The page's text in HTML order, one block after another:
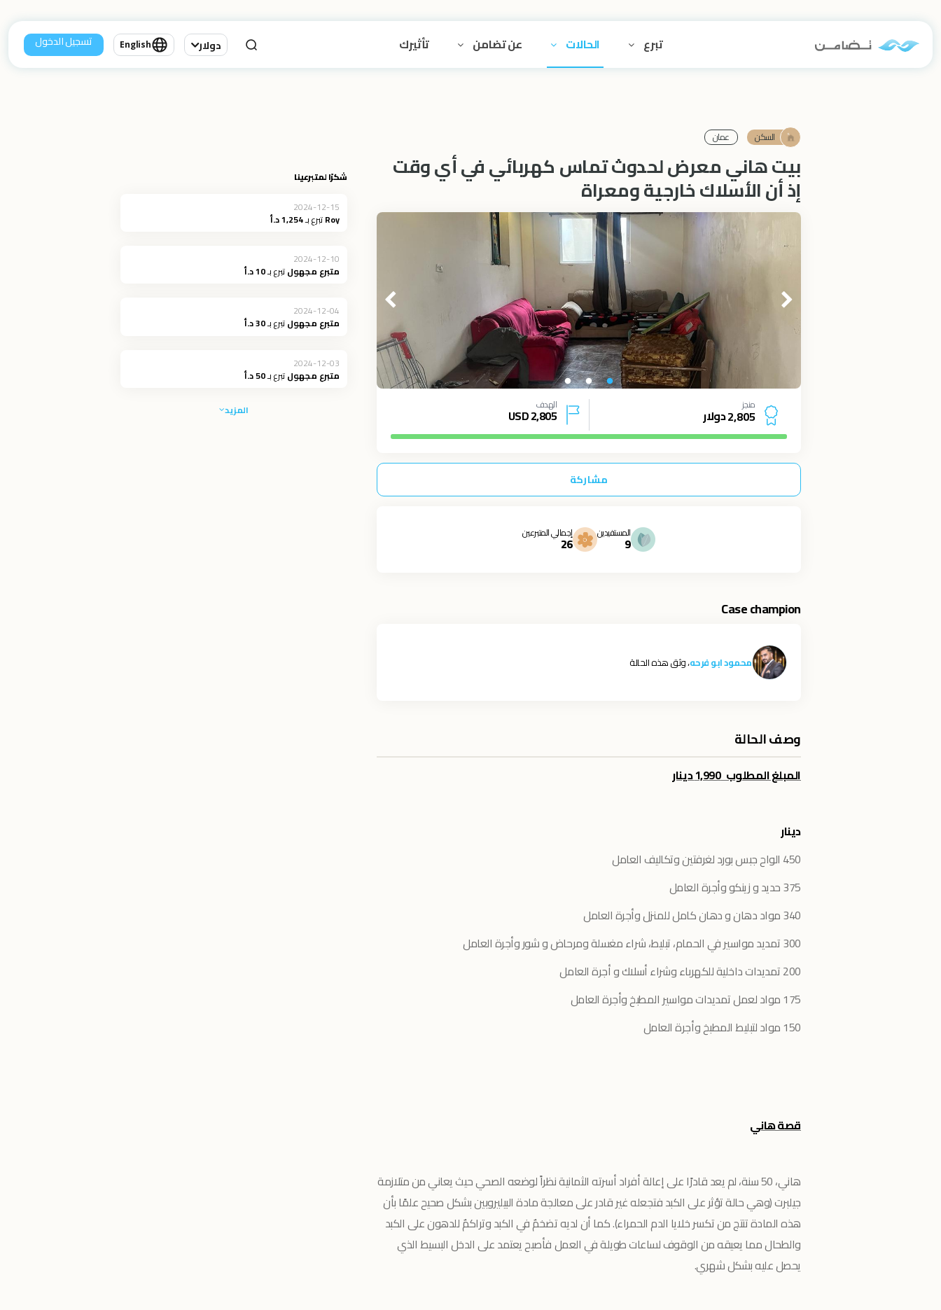
تبرع الحالات عن تضامن تأثيرك دولار English تسجيل الدخول
السكن عمان
بيت هاني معرض لحدوث تماس كهربائي في أي وقت
إذ أن الأسلاك خارجية ومعراة
منجز
2,805 دولار
الهدف
2,805
USD
مشاركة
المستفيدين
9
إجمالي المتبرعين
26
Case champion
محمود ابو فرحه، وثق هذه الحالة
وصف الحالة
المبلغ المطلوب 1,990 دينار
دينار
450 الواح جبس بورد لغرفتين وتكاليف العامل
375 حديد و زينكو وأجرة العامل
340 مواد دهان و دهان كامل للمنزل وأجرة العامل
300 تمديد مواسير في
الحمام، تبليط، شراء مغسلة ومرحاض و شور وأجرة العامل
200 تمديدات داخلية للكهرباء وشراء أسلاك و أجرة العامل
175 مواد
لعمل تمديدات مواسير المطبخوأجرة العامل
150 مواد لتبليط المطبخ وأجرة العامل
قصة هاني
هاني، 50 سنة، لم يعد قادرًا على إعالة أفراد أسرته الثمانية نظراً لوضعه الصحي حيث يعاني من متلازمة
جيلبرت (وهي حالة تؤثر على الكبد فتجعله غير قادر على معالجة مادة البيليروبين بشكل صحيح علمًا بأن
هذه المادة تنتج من تكسر خلايا الدم الحمراء). كما أن لديه تضخمٌ في الكبد وتراكمٌ للدهون على الكبد
والطحال مما يعيقه من الوقوف لساعات طويلة في العمل فأصبح يعتمد على الدخل البسيط الذي
يحصل عليه بشكل شهري.
شكرًا لمتبرعينا
2024-12-15
Royتبرع بـ1,254 د.أ
2024-12-10
متبرع مجهولتبرع بـ10 د.أ
2024-12-04
متبرع مجهولتبرع بـ30 د.أ
2024-12-03
متبرع مجهولتبرع بـ50 د.أ
المزيد